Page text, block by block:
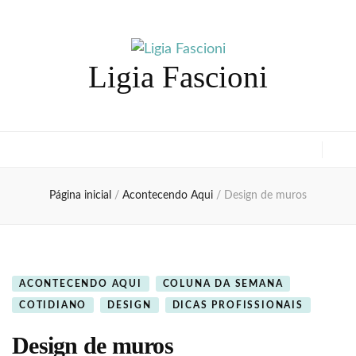
Ligia Fascioni
Página inicial / Acontecendo Aqui / Design de muros
ACONTECENDO AQUI COLUNA DA SEMANA
COTIDIANO DESIGN DICAS PROFISSIONAIS
Design de muros